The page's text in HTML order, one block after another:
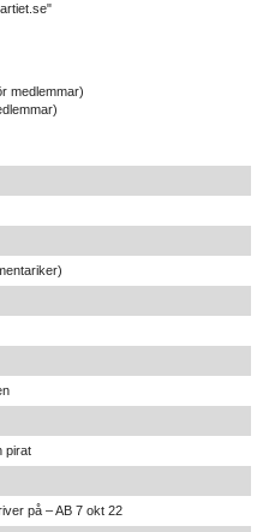
medlemmar)
pirat
på – AB 7 okt 22